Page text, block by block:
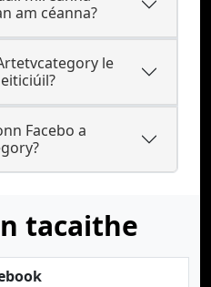
am céanna?
le
Facebo a
tacaithe